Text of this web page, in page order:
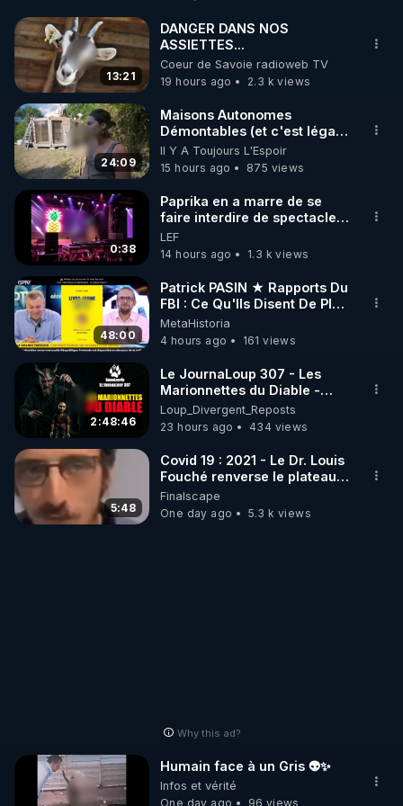
s.nté, c'est ça l'assurance m.ladie .
Alors moi je promeut l'assurance s.nté ...
Code réduction de 10 % sur toute la boutique
Warmcook qui produit entre autres l'excellent
extracteur REVO830 qu'utilise Thierry.
▶ Code REGENERE10 // Rendez vous sur
https://www.warmcook.com/14-kuvings
----------
Toutes les Vidéos sont présentes hors censure sur
la plateforme Crowdbunker :
▶ https://crowdbunker.com/v/-Lg7j4uHACY
▶ Telegram : https://t.me/rgnr_fr
▶ Facebook :
https://www.facebook.com/thierry.rgnr/
https://www.instagram.com/Thierrycasasnovas_rgn
r
▶Twitter : https://twitter.com/thierrycas
13:21
DANGER DANS NOS
ASSIETTES...
Coeur de Savoie radioweb TV
19 hours ago
2.3 k views
24:09
Maisons Autonomes
Démontables (et c'est légal).
Visite éco village en
Bretagne
Il Y A Toujours L'Espoir
15 hours ago
875 views
0:38
Paprika en a marre de se
faire interdire de spectacle.
Elle décide donc de devenir
DJ !
LEF
14 hours ago
1.3 k views
48:00
Patrick PASIN ★ Rapports Du
FBI : Ce Qu'Ils Disent De Plus
Grave Sur Hitler
MetaHistoria
4 hours ago
161 views
2:48:46
Le JournaLoup 307 - Les
Marionnettes du Diable -
Loup Divergent 2026.08.07
Loup_Divergent_Reposts
23 hours ago
434 views
5:48
Covid 19 : 2021 - Le Dr. Louis
Fouché renverse le plateau
de CNews !
Finalscape
One day ago
5.3 k views
Why this ad?
Humain face à un Gris 👽✨
Infos et vérité
One day ago
96 views